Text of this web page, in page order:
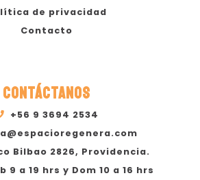
de privacidad
Contacto
CONTÁCTANOS
+56 9 3694 2534
Bilbao 2826, Providencia.
9 a 19 hrs y Dom 10 a 16 hrs